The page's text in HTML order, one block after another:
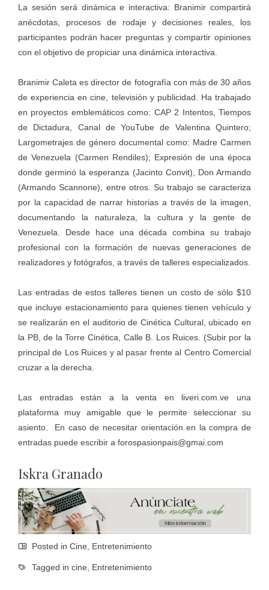
La sesión será dinámica e interactiva: Branimir compartirá
anécdotas, procesos de rodaje y decisiones reales, los
participantes podrán hacer preguntas y compartir opiniones
con el objetivo de propiciar una dinámica interactiva.
Branimir Caleta es director de fotografía con más de 30 años
de experiencia en cine, televisión y publicidad. Ha trabajado
en proyectos emblemáticos como: CAP 2 Intentos, Tiempos
de Dictadura, Canal de YouTube de Valentina Quintero;
Largometrajes de género documental como: Madre Carmen
de Venezuela (Carmen Rendiles); Expresión de una época
donde germinó la esperanza (Jacinto Convit), Don Armando
(Armando Scannone), entre otros. Su trabajo se caracteriza
por la capacidad de narrar historias a través de la imagen,
documentando la naturaleza, la cultura y la gente de
Venezuela. Desde hace una década combina su trabajo
profesional con la formación de nuevas generaciones de
realizadores y fotógrafos, a través de talleres especializados.
Las entradas de estos talleres tienen un costo de sólo $10
que incluye estacionamiento para quienes tienen vehículo y
se realizarán en el auditorio de Cinética Cultural, ubicado en
la PB, de la Torre Cinética, Calle B. Los Ruices. (Subir por la
principal de Los Ruices y al pasar frente al Centro Comercial
cruzar a la derecha.
Las entradas están a la venta en liveri.com.ve una
plataforma muy amigable que le permite seleccionar su
asiento. En caso de necesitar orientación en la compra de
entradas puede escribir a forospasionpais@gmai.com
Iskra Granado
Posted in Cine, Entretenimiento
Tagged in cine, Entretenimiento